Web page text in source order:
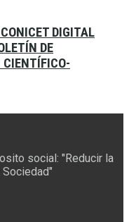
DIGITAL
DE
CIENTÍFICO-
social: "Reducir la